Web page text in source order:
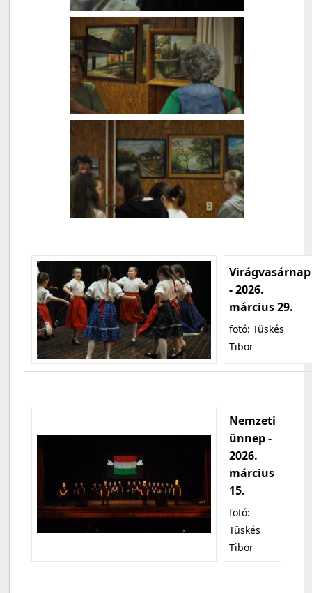
Virágvasárnap
- 2026.
március 29.
fotó: Tüskés
Tibor
Nemzeti
ünnep -
2026.
március
15.
fotó:
Tüskés
Tibor